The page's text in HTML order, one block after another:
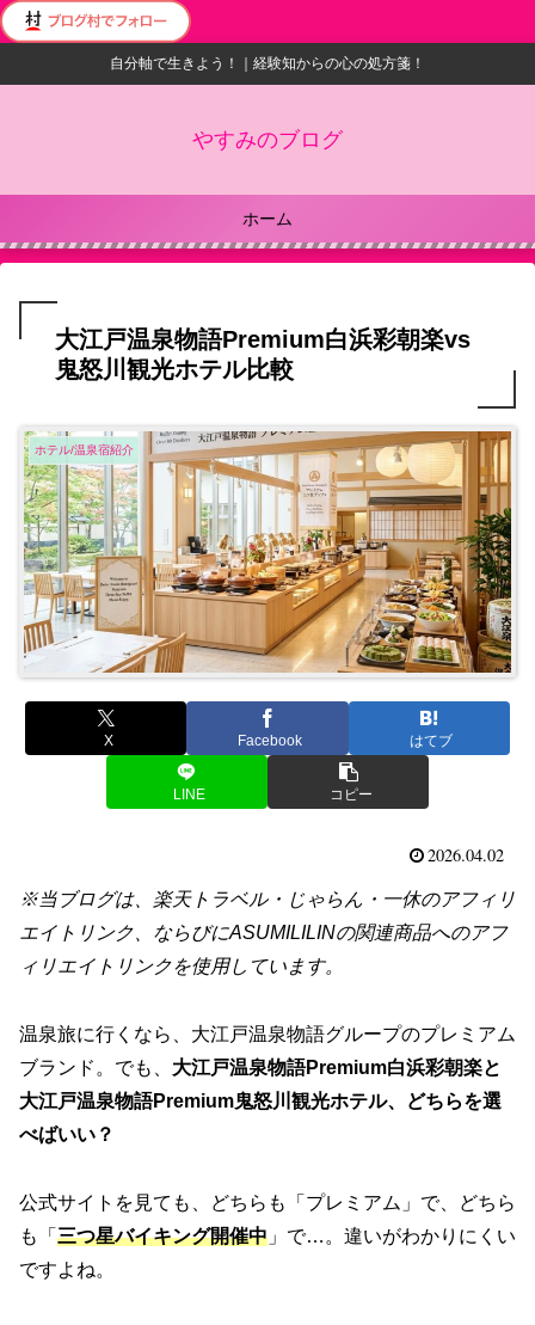
自分軸で生きよう！｜経験知からの心の処方箋！
やすみのブログ
ホーム
大江戸温泉物語Premium白浜彩朝楽vs
鬼怒川観光ホテル比較
ホテル/温泉宿紹介
X Facebook はてブ
LINE コピー
2026.04.02
※当ブログは、楽天トラベル・じゃらん・一休のアフィリ
エイトリンク、ならびにASUMILILINの関連商品へのアフ
ィリエイトリンクを使用しています。
温泉旅に行くなら、大江戸温泉物語グループのプレミアム
ブランド。でも、 大江戸温泉物語Premium白浜彩朝楽と
大江戸温泉物語Premium鬼怒川観光ホテル、どちらを選
べばいい？
公式サイトを見ても、どちらも「プレミアム」で、どちら
も「 三つ星バイキング開催中 」で…。違いがわかりにくい
ですよね。